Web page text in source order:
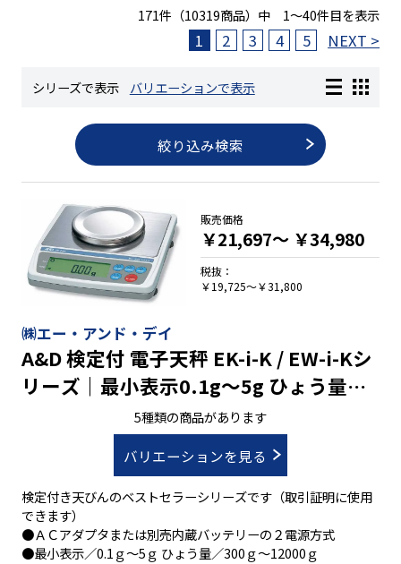
長さ測定器
濃度・環境測定
色々な計測器
レベル・勾配測定
オプション
171件（10319商品）中 1～40件目を表示
1 2 3 4 5 NEXT >
シリーズで表示 バリエーションで表示
絞り込み検索
㈱エー・アンド・デイ
A&D 検定付 電子天秤 EK-i-K / EW-i-Kシ
リーズ｜最小表示0.1g～5g ひょう量
300g～12000g5種類の商品があります
バリエーションを見る
検定付き天びんのベストセラーシリーズです（取引証明に使用
できます）
●ＡＣアダプタまたは別売内蔵バッテリーの２電源方式
●最小表示／0.1ｇ～5ｇ ひょう量／300ｇ～12000ｇ
販売価格
￥21,697～ ￥34,980
税抜：
￥19,725～￥31,800